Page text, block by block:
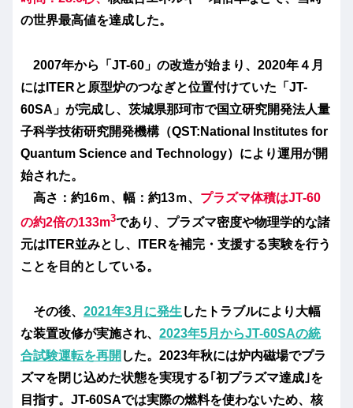
の世界最高値を達成した。
2007年から「JT-60」の改造が始まり、2020年４月
にはITERと原型炉のつなぎと位置付けていた 「JT-
60SA」 が完成し、茨城県那珂市で国立研究開発法人量
子科学技術研究開発機構（QST:National Institutes for
Quantum Science and Technology）により運用が開
始された。
高さ：約16ｍ、幅：約13ｍ、 プラズマ体積はJT-60
の約2倍の133m3であり、プラズマ密度や物理学的な諸
元はITER並みとし、ITERを補完・支援する実験を行う
ことを目的としている。
その後、 2021年3月に発生 したトラブルにより大幅
な装置改修が実施され、 2023年5月からJT-60SAの統
合試験運転を再開 した。2023年秋には炉内磁場でプラ
ズマを閉じ込めた状態を実現する｢初プラズマ達成｣を
目指す。JT-60SAでは実際の燃料を使わないため、核